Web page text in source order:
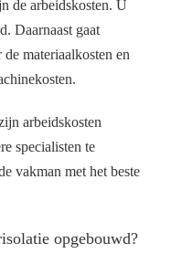
de arbeidskosten. U
Daarnaast gaat
materiaalkosten en
arbeidskosten
specialisten te
vakman met het beste
opgebouwd?